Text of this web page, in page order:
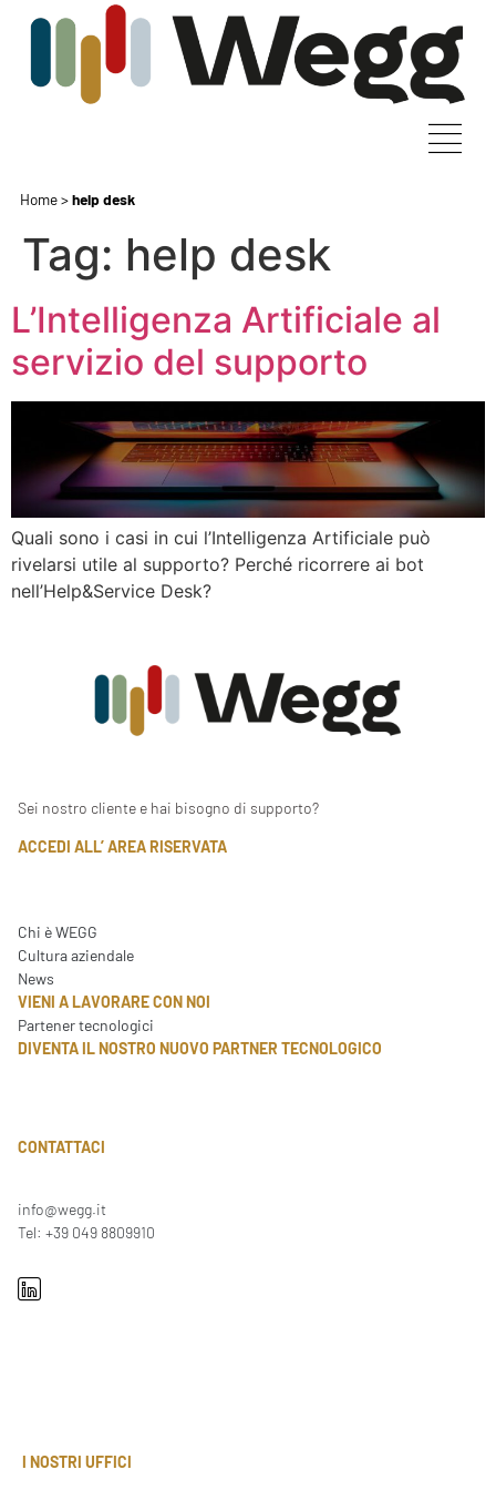
Home>help desk
Tag: help desk
L’Intelligenza Artificiale al
servizio del supporto
Quali sono i casi in cui l’Intelligenza Artificiale può
rivelarsi utile al supporto? Perché ricorrere ai bot
nell’Help&Service Desk?
Sei nostro cliente e hai bisogno di supporto?
ACCEDI ALL’ AREA RISERVATA
Chi è WEGG
Cultura aziendale
News
VIENI A LAVORARE CON NOI
Partener tecnologici
DIVENTA IL NOSTRO NUOVO PARTNER TECNOLOGICO
CONTATTACI
info@wegg.it
Tel: +39 049 8809910
I NOSTRI UFFICI